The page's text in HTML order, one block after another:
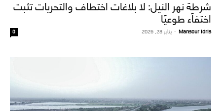
شرطة نهر النيل: لا بلاغات اختطاف والتحريات تثبت
اختفاًء طوعيًا
Mansour Idris
- يناير 28, 2026 0